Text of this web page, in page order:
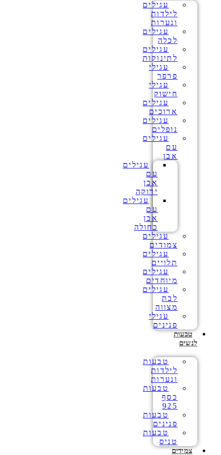
עגילים
לילדות
ונערות
עגילים
לכלה
עגילים
לתינוקות
עגילי
פרפר
עגילי
חישוק
עגילים
ארוכים
עגילים
נופלים
עגילים
עם
אבן
עגילים
עם
אבן
ירוקה
עגילים
עם
אבן
כחולה
עגילים
צמודים
עגילים
תלויים
עגילים
מיוחדים
עגילים
לבת
מצווה
עגילי
פנינים
טבעות
לנשים
טבעות
לילדות
ונערות
טבעות
כסף
925
טבעות
פנינים
טבעות
טניס
צמידים